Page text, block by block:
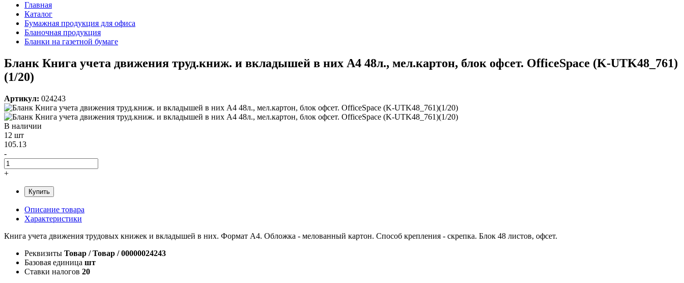
Главная
Каталог
Бумажная продукция для офиса
Бланочная продукция
Бланки на газетной бумаге
Бланк Книга учета движения труд.книж. и вкладышей в них А4 48л., мел.картон, блок офсет. OfficeSpace (K-UTK48_761)
(1/20)
Артикул: 024243
В наличии
12 шт
105.13
-
+
Купить
Описание товара
Характеристики
Книга учета движения трудовых книжек и вкладышей в них. Формат А4. Обложка - мелованный картон. Способ крепления - скрепка. Блок 48 листов, офсет.
Реквизиты Товар / Товар / 00000024243
Базовая единица шт
Ставки налогов 20